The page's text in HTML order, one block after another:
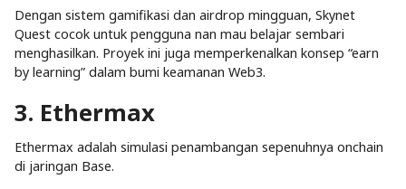
Dengan sistem gamifikasi dan airdrop mingguan, Skynet
Quest cocok untuk pengguna nan mau belajar sembari
menghasilkan. Proyek ini juga memperkenalkan konsep “earn
by learning” dalam bumi keamanan Web3.
3. Ethermax
Ethermax adalah simulasi penambangan sepenuhnya onchain
di jaringan Base.